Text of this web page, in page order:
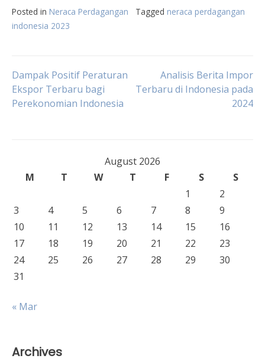
Posted in Neraca Perdagangan Tagged neraca perdagangan
indonesia 2023
Post
navigation
Dampak Positif Peraturan
Ekspor Terbaru bagi
Perekonomian Indonesia
Analisis Berita Impor
Terbaru di Indonesia pada
2024
August 2026
M
T W T F S
S
1
2
3
4 5 6 7 8
9
10
11 12 13 14 15
16
17
18 19 20 21 22
23
24
25 26 27 28 29
30
31
« Mar
Archives